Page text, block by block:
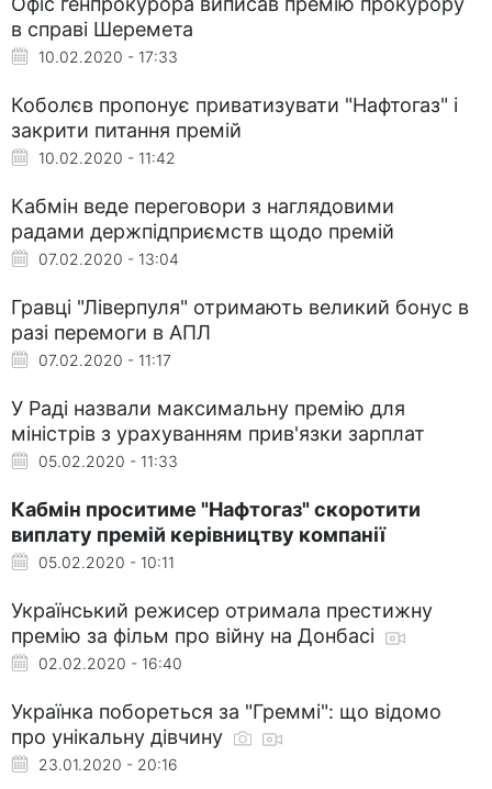
в справі Шеремета
10.02.2020 - 17:33
Коболєв пропонує приватизувати "Нафтогаз" і
закрити питання премій
10.02.2020 - 11:42
Кабмін веде переговори з наглядовими
радами держпідприємств щодо премій
07.02.2020 - 13:04
Гравці "Ліверпуля" отримають великий бонус в
разі перемоги в АПЛ
07.02.2020 - 11:17
У Раді назвали максимальну премію для
міністрів з урахуванням прив'язки зарплат
05.02.2020 - 11:33
Кабмін проситиме "Нафтогаз" скоротити
виплату премій керівництву компанії
05.02.2020 - 10:11
Український режисер отримала престижну
премію за фільм про війну на Донбасі
02.02.2020 - 16:40
Українка побореться за "Греммі": що відомо
про унікальну дівчину
23.01.2020 - 20:16